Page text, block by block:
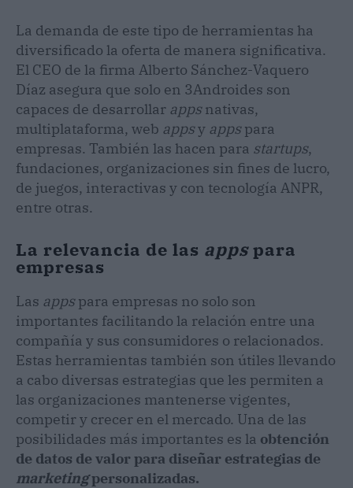
La demanda de este tipo de herramientas ha
diversificado la oferta de manera significativa.
El CEO de la firma Alberto Sánchez-Vaquero
Díaz asegura que solo en 3Androides son
capaces de desarrollar appsnativas,
multiplataforma, web appsy appspara
empresas. También las hacen para startups,
fundaciones, organizaciones sin fines de lucro,
de juegos, interactivas y con tecnología ANPR,
entre otras.
La relevancia de las appspara
empresas
Las appspara empresas no solo son
importantes facilitando la relación entre una
compañía y sus consumidores o relacionados.
Estas herramientas también son útiles llevando
a cabo diversas estrategias que les permiten a
las organizaciones mantenerse vigentes,
competir y crecer en el mercado. Una de las
posibilidades más importantes es la obtención
de datos de valor para diseñar estrategias de
marketingpersonalizadas.